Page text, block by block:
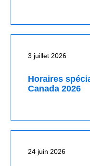
3 juillet 2026
Horaires
Canada 2026
24 juin 2026